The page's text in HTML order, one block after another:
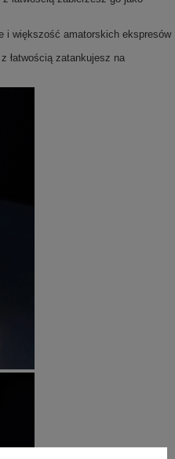
i większość amatorskich ekspresów
łatwością zatankujesz na